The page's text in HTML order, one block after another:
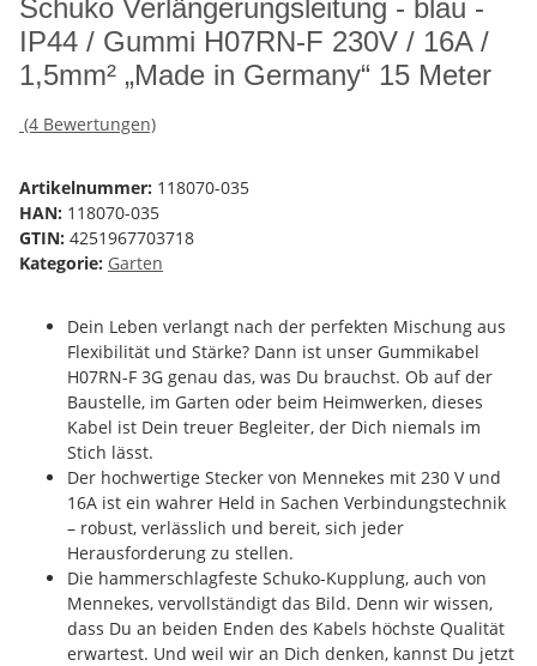
Schuko Verlängerungsleitung - blau -
IP44 / Gummi H07RN-F 230V / 16A /
1,5mm² „Made in Germany“ 15 Meter
(4 Bewertungen)
Artikelnummer: 118070-035
HAN: 118070-035
GTIN: 4251967703718
Kategorie: Garten
Dein Leben verlangt nach der perfekten Mischung aus
Flexibilität und Stärke? Dann ist unser Gummikabel
H07RN-F 3G genau das, was Du brauchst. Ob auf der
Baustelle, im Garten oder beim Heimwerken, dieses
Kabel ist Dein treuer Begleiter, der Dich niemals im
Stich lässt.
Der hochwertige Stecker von Mennekes mit 230 V und
16A ist ein wahrer Held in Sachen Verbindungstechnik
– robust, verlässlich und bereit, sich jeder
Herausforderung zu stellen.
Die hammerschlagfeste Schuko-Kupplung, auch von
Mennekes, vervollständigt das Bild. Denn wir wissen,
dass Du an beiden Enden des Kabels höchste Qualität
erwartest. Und weil wir an Dich denken, kannst Du jetzt